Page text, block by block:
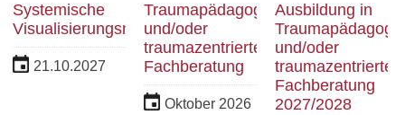
Systemische
Visualisierungsmethoden
21.10.2027
Traumapädagogik
und/oder
traumazentrierte
Fachberatung
Oktober 2026
Ausbildung in
Traumapädagogik
und/oder
traumazentrierte
Fachberatung
2027/2028